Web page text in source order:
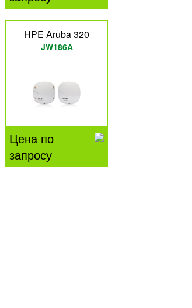
HPE Aruba 320
JW186A
Цена по
запросу